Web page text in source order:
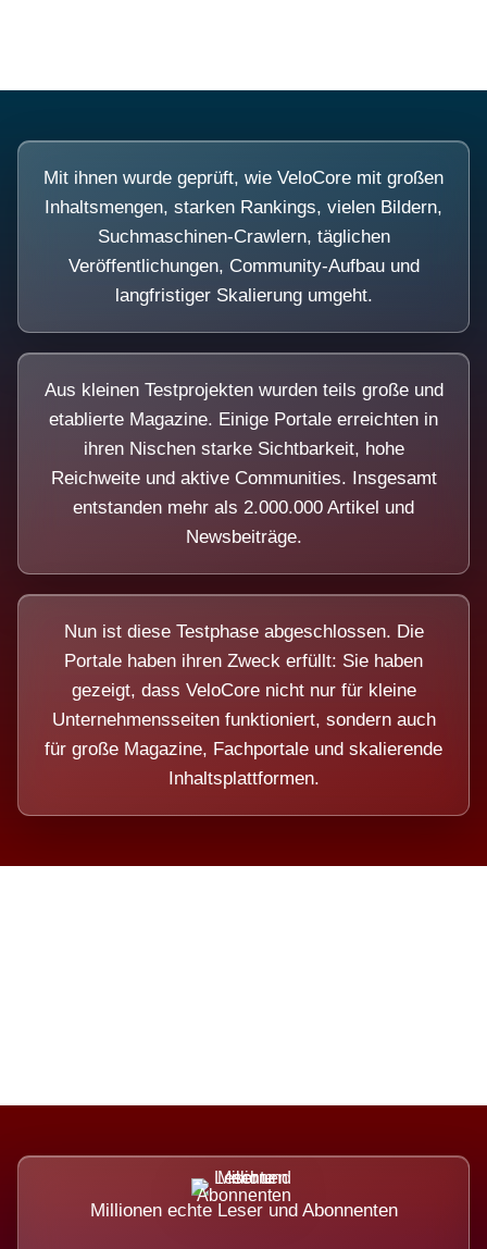
Mit ihnen wurde geprüft, wie VeloCore mit großen
Inhaltsmengen, starken Rankings, vielen Bildern,
Suchmaschinen-Crawlern, täglichen
Veröffentlichungen, Community-Aufbau und
langfristiger Skalierung umgeht.
Aus kleinen Testprojekten wurden teils große und
etablierte Magazine. Einige Portale erreichten in
ihren Nischen starke Sichtbarkeit, hohe
Reichweite und aktive Communities. Insgesamt
entstanden mehr als 2.000.000 Artikel und
Newsbeiträge.
Nun ist diese Testphase abgeschlossen. Die
Portale haben ihren Zweck erfüllt: Sie haben
gezeigt, dass VeloCore nicht nur für kleine
Unternehmensseiten funktioniert, sondern auch
für große Magazine, Fachportale und skalierende
Inhaltsplattformen.
Millionen echte Leser und Abonnenten